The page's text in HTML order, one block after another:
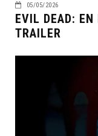
05/05/2026
EVIL DEAD:
TRAILER